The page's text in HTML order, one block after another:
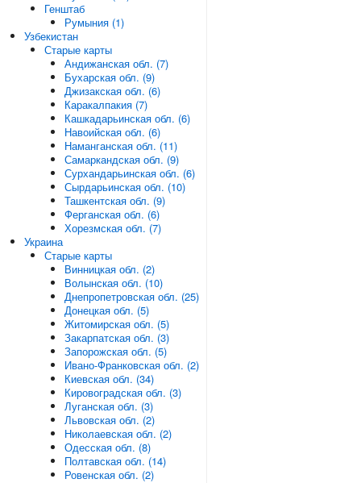
Генштаб
Румыния (1)
Узбекистан
Старые карты
Андижанская обл. (7)
Бухарская обл. (9)
Джизакская обл. (6)
Каракалпакия (7)
Кашкадарьинская обл. (6)
Навоийская обл. (6)
Наманганская обл. (11)
Самаркандская обл. (9)
Сурхандарьинская обл. (6)
Сырдарьинская обл. (10)
Ташкентская обл. (9)
Ферганская обл. (6)
Хорезмская обл. (7)
Украина
Старые карты
Винницкая обл. (2)
Волынская обл. (10)
Днепропетровская обл. (25)
Донецкая обл. (5)
Житомирская обл. (5)
Закарпатская обл. (3)
Запорожская обл. (5)
Ивано-Франковская обл. (2)
Киевская обл. (34)
Кировоградская обл. (3)
Луганская обл. (3)
Львовская обл. (2)
Николаевская обл. (2)
Одесская обл. (8)
Полтавская обл. (14)
Ровенская обл. (2)